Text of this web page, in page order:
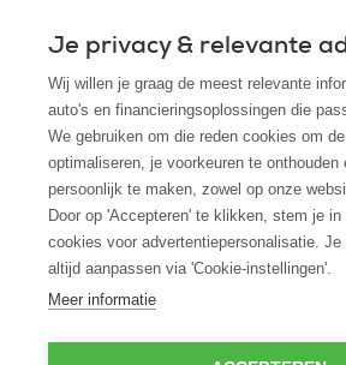
© 2025 - ROS Krediet Service
Algemene Voorwaarden
Disclaimer
Privacy Policy
Cookies
Cookie policy
Je privacy & relevante
Wij willen je graag de meest relevante
auto's en financieringsoplossingen die
We gebruiken om die reden cookies om
optimaliseren, je voorkeuren te onthouden
persoonlijk te maken, zowel op onze
Door op 'Accepteren' te klikken, stem je
cookies voor advertentiepersonalisatie.
altijd aanpassen via 'Cookie-instellingen'.
Meer informatie